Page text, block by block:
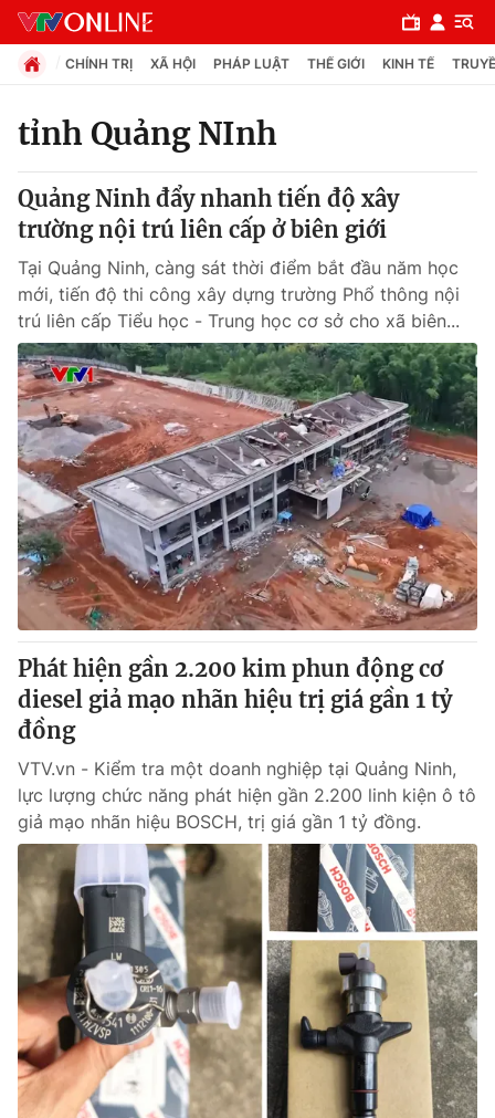
Chuyên mục
Chính trị
Xã hội
Pháp luật
Y tế
Thế giới
Tin tức
Thế giới đó đây
Câu chuyện quốc tế
Kinh tế
Tài chính
Thị trường
Góc doanh nghiệp
Dữ liệu và đời sống
Truyền hình
Phim VTV
Hậu trường
Nhân vật
Khán giả
Giải sao mai
Giải trí
Điện ảnh
Âm nhạc
Sao
Đời sống
Du lịch
Làm đẹp
Chất lượng cuộc sống
Giáo dục
Tuyển sinh
Học trực tuyến
Công nghệ
Hitech Công nghệ tương lai
Sản phẩm
Thị trường
Tư vấn
Giao lưu trực tuyến
Lịch phát sóng
CHÍNH TRỊ XÃ HỘI PHÁP LUẬT THẾ GIỚI KINH TẾ
tỉnh Quảng NInh
Quảng Ninh đẩy nhanh tiến độ xây
trường nội trú liên cấp ở biên giới
Tại Quảng Ninh, càng sát thời điểm bắt đầu năm học
mới, tiến độ thi công xây dựng trường Phổ thông nội
trú liên cấp Tiểu học - Trung học cơ sở cho xã biên...
Phát hiện gần 2.200 kim phun động cơ
diesel giả mạo nhãn hiệu trị giá gần 1 tỷ
đồng
VTV.vn - Kiểm tra một doanh nghiệp tại Quảng Ninh,
lực lượng chức năng phát hiện gần 2.200 linh kiện ô tô
giả mạo nhãn hiệu BOSCH, trị giá gần 1 tỷ đồng.